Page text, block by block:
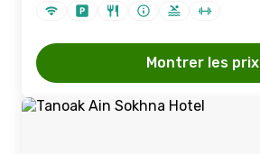
Montrer les prix